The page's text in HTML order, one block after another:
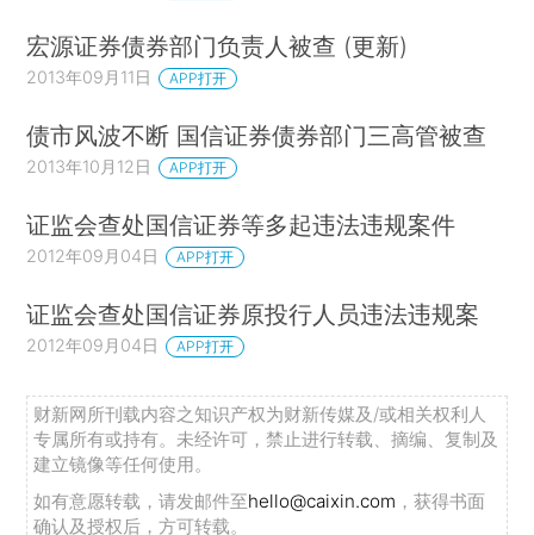
宏源证券债券部门负责人被查 (更新)
2013年09月11日 APP打开
债市风波不断 国信证券债券部门三高管被查
2013年10月12日 APP打开
证监会查处国信证券等多起违法违规案件
2012年09月04日 APP打开
证监会查处国信证券原投行人员违法违规案
2012年09月04日 APP打开
财新网所刊载内容之知识产权为财新传媒及/或相关权利人
专属所有或持有。未经许可，禁止进行转载、摘编、复制及
建立镜像等任何使用。
如有意愿转载，请发邮件至hello@caixin.com ，获得书面
确认及授权后，方可转载。